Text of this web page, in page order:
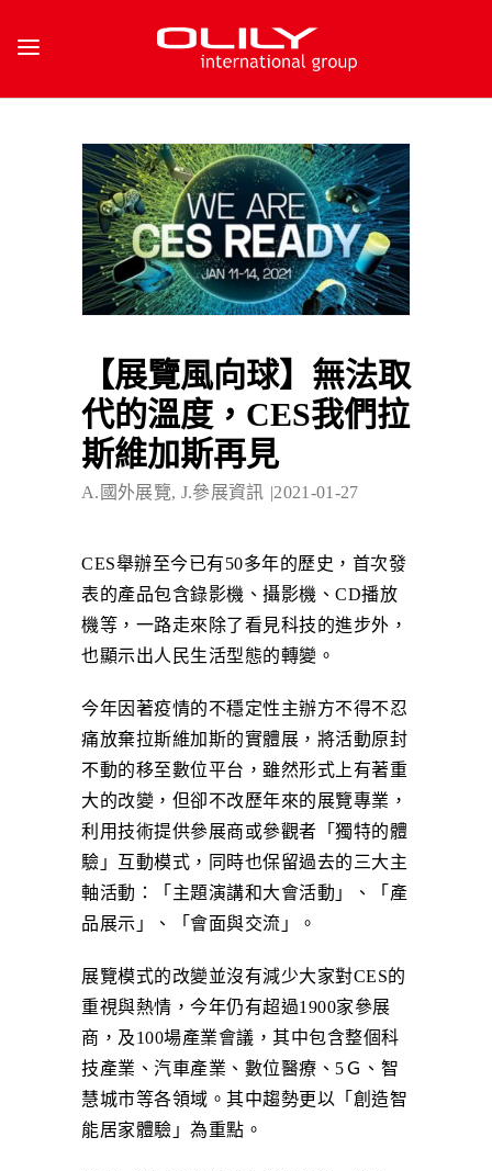
【展覽風向球】無法取
代的溫度，CES我們拉
斯維加斯再見
A.國外展覽, J.參展資訊 2021-01-27
CES舉辦至今已有50多年的歷史，首次發
表的產品包含錄影機、攝影機、CD播放
機等，一路走來除了看見科技的進步外，
也顯示出人民生活型態的轉變。
今年因著疫情的不穩定性主辦方不得不忍
痛放棄拉斯維加斯的實體展，將活動原封
不動的移至數位平台，雖然形式上有著重
大的改變，但卻不改歷年來的展覽專業，
利用技術提供參展商或參觀者「獨特的體
驗」互動模式，同時也保留過去的三大主
軸活動：「主題演講和大會活動」、「產
品展示」、「會面與交流」。
展覽模式的改變並沒有減少大家對CES的
重視與熱情，今年仍有超過1900家參展
商，及100場產業會議，其中包含整個科
技產業、汽車產業、數位醫療、5Ｇ、智
慧城市等各領域。其中趨勢更以「創造智
能居家體驗」為重點。